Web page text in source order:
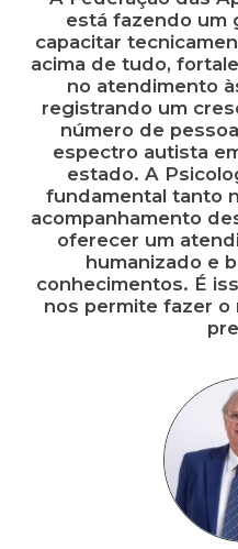
está fazendo um
capacitar
acima de tudo,
no atendimento
registrando um
número de
espectro autista
estado. A
fundamental tanto
acompanhamento
oferecer um
humanizado e
conhecimentos. É
nos permite fazer o